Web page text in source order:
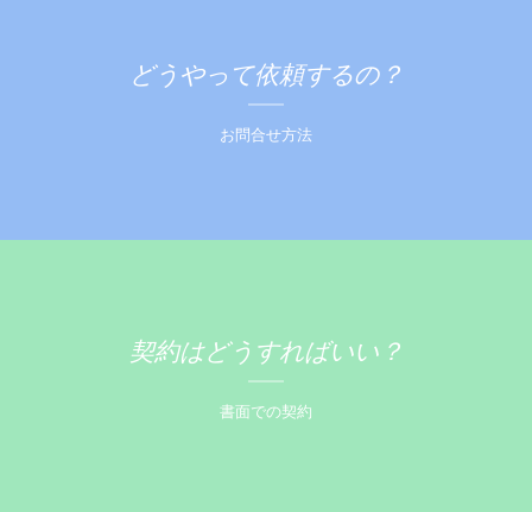
どうやって依頼するの？
お問合せ方法
契約はどうすればいい？
書面での契約